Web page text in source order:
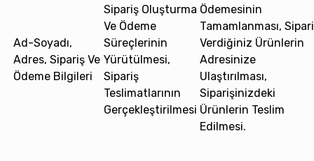
Ad-Soyadı,
Adres, Sipariş Ve
Ödeme Bilgileri
Sipariş Oluşturma
Ve Ödeme
Süreçlerinin
Yürütülmesi,
Sipariş
Teslimatlarının
Gerçekleştirilmesi
Ödemesinin
Tamamlanması,
Verdiğiniz Ürünlerin
Adresinize
Ulaştırılması,
Siparişinizdeki
Ürünlerin Teslim
Edilmesi.